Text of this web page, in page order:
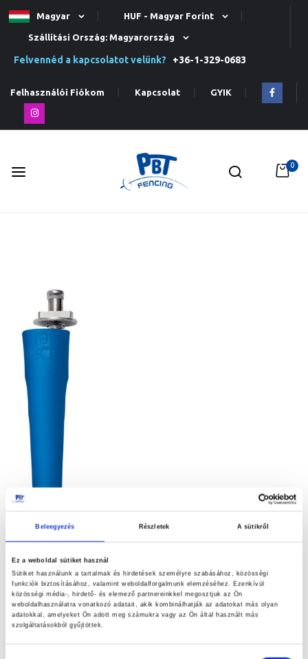
Beleegyezés Részletek A sütikről
Ez a weboldal sütiket használ
Sütiket használunk a tartalmak és hirdetések személyre szabásához, közösségi
funkciók biztosításához, valamint weboldalforgalmunk elemzéséhez. Ezenkívül
közösségi média-, hirdető- és elemező partnereinkkel megosztjuk az Ön
weboldalhasználatra vonatkozó adatait, akik kombinálhatják az adatokat más olyan
adatokkal, amelyeket Ön adott meg számukra vagy az Ön által használt más
szolgáltatásokból gyűjtöttek.
Magyar HUF - Magyar Forint
Szállítási Ország: Magyarország
Felvennéd a kapcsolatot velünk? +36-1-329-0683
Felhasználói Fiókom Kapcsolat GYIK
0
képgaléria
végére
Ugrás
a
képgaléria
elejére
TESTVEZETÉK DUGASZ, ANGOL
BAJONETT
3.400,00 Ft